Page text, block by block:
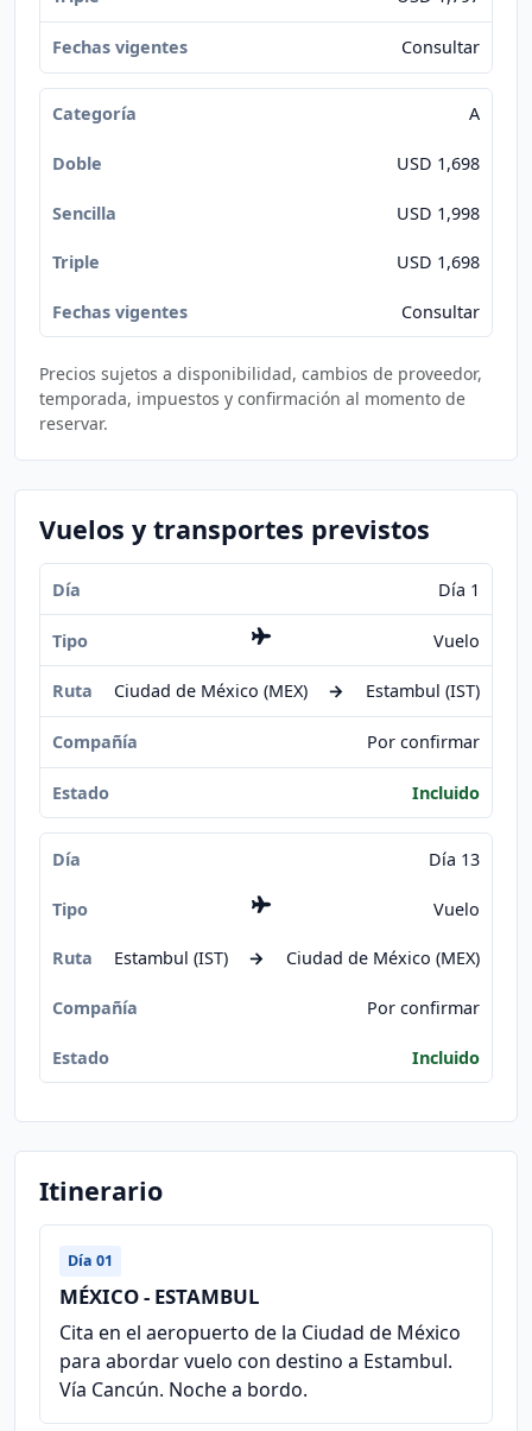
Consultar
A
USD 1,698
USD 1,998
USD 1,698
Consultar
Precios sujetos a disponibilidad, cambios de proveedor,
temporada, impuestos y confirmación al momento de
reservar.
Vuelos y transportes previstos
Día 1
Vuelo
Ciudad de México (MEX) → Estambul (IST)
Por confirmar
Incluido
Día 13
Vuelo
Estambul (IST) → Ciudad de México (MEX)
Por confirmar
Incluido
Itinerario
Día 01
MÉXICO - ESTAMBUL
Cita en el aeropuerto de la Ciudad de México
para abordar vuelo con destino a Estambul.
Vía Cancún. Noche a bordo.